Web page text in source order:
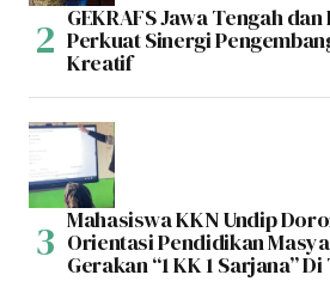
GEKRAFS Jawa Tengah
Perkuat Sinergi
Kreatif
Mahasiswa KKN Undip
Orientasi Pendidikan
Gerakan “1 KK 1 Sarjana”